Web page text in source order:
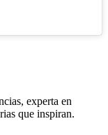
experta en
que inspiran.